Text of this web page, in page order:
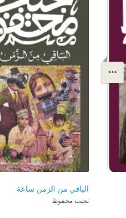
الباقي من الزمن ساعة
نجيب محفوظ